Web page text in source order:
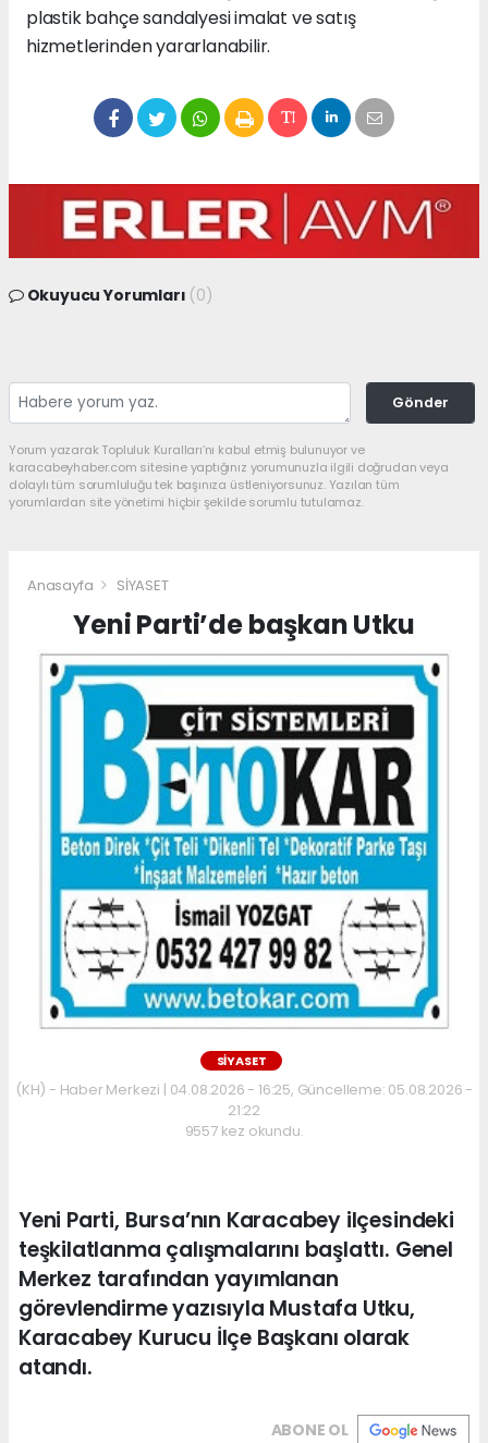
plastik bahçe sandalyesi imalat ve satış
hizmetlerinden yararlanabilir.
Okuyucu Yorumları (0)
Gönder
Yorum yazarak Topluluk Kuralları’nı kabul etmiş bulunuyor ve
karacabeyhaber.com sitesine yaptığınız yorumunuzla ilgili doğrudan veya
dolaylı tüm sorumluluğu tek başınıza üstleniyorsunuz. Yazılan tüm
yorumlardan site yönetimi hiçbir şekilde sorumlu tutulamaz.
Anasayfa SİYASET
Yeni Parti’de başkan Utku
SİYASET
(KH) - Haber Merkezi | 04.08.2026 - 16:25, Güncelleme: 05.08.2026 -
21:22
9557 kez okundu.
Yeni Parti, Bursa’nın Karacabey ilçesindeki
teşkilatlanma çalışmalarını başlattı. Genel
Merkez tarafından yayımlanan
görevlendirme yazısıyla Mustafa Utku,
Karacabey Kurucu İlçe Başkanı olarak
atandı.
ABONE OL